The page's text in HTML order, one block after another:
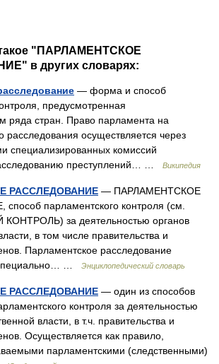
"ПАРЛАМЕНТСКОЕ
в других словарях:
— форма и способ
предусмотренная
ряда стран. Право парламента на
расследования осуществляется через
специализированных комиссий
преступлений… …
Википедия
РАССЛЕДОВАНИЕ — ПАРЛАМЕНТСКОЕ
парламентского контроля (см.
за деятельностью органов
в том числе правительства и
Парламентское расследование
…
Энциклопедический словарь
РАССЛЕДОВАНИЕ — один из способов
контроля за деятельностью
власти, в т.ч. правительства и
Осуществляется как правило,
парламентскими (следственными)